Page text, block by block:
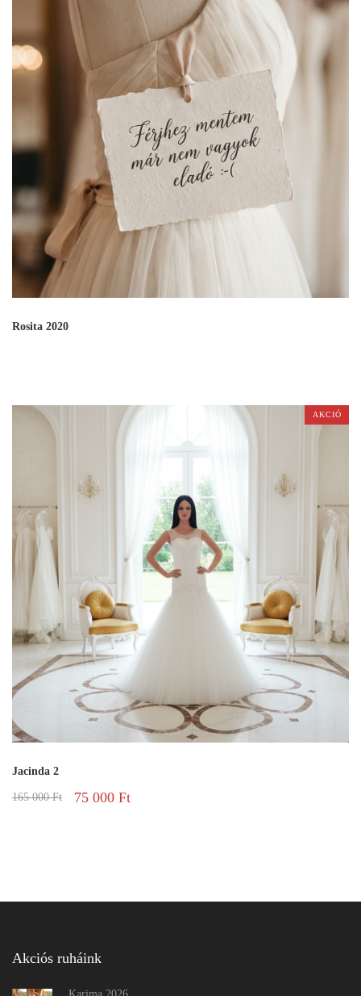
Rosita 2020
AKCIÓ
Jacinda 2
165 000Ft 75 000 Ft
Akciós ruháink